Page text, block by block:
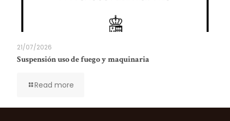
21/07/2026
Suspensión uso de fuego y maquinaria
Read more